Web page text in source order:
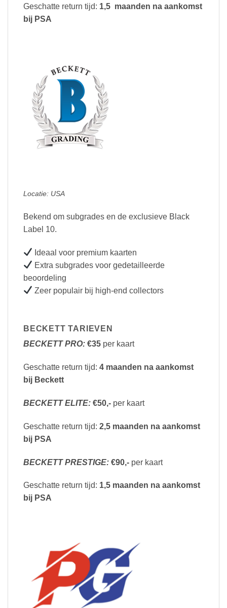
Geschatte return tijd: 1,5 maanden na aankomst
bij PSA
Locatie: USA
Bekend om subgrades en de exclusieve Black
Label 10.
Ideaal voor premium kaarten
Extra subgrades voor gedetailleerde
beoordeling
Zeer populair bij high-end collectors
BECKETT TARIEVEN
BECKETT PRO: €35 per kaart
Geschatte return tijd: 4 maanden na aankomst
bij Beckett
BECKETT ELITE: €50,- per kaart
Geschatte return tijd: 2,5 maanden na aankomst
bij PSA
BECKETT PRESTIGE: €90,- per kaart
Geschatte return tijd: 1,5 maanden na aankomst
bij PSA